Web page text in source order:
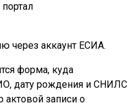
через аккаунт ЕСИА.
форма, куда
дату рождения и СНИЛС
актовой записи о